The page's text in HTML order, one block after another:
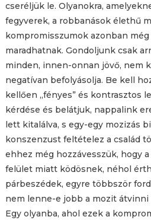
cseréljük le. Olyanokra,
fegyverek, a robbanások élethű
kompromisszumok azonban
maradhatnak. Gondoljunk csak
minden, innen-onnan jövő, nem
negatívan befolyásolja. Be kell
kellően „fényes” és kontrasztos
kérdése és belátjuk, nappalink
lett kitalálva, s egy-egy mozizás
konszenzust feltételez a család
ehhez még hozzávesszük, hogy
felület miatt ködösnek, néhol
párbeszédek, egyre többször
nem lenne-e jobb a mozit átvinni
Egy olyanba, ahol ezek a